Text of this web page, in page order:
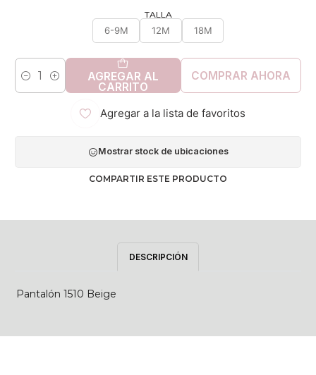
TALLA
6-9M
12M 18M
Cantidad AGREGAR AL
CARRITO
COMPRAR AHORA
Agregar a la lista de favoritos
Mostrar stock de ubicaciones
COMPARTIR ESTE PRODUCTO
DESCRIPCIÓN
Pantalón 1510 Beige